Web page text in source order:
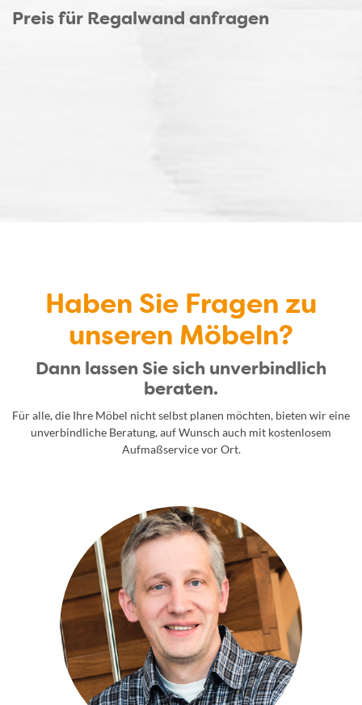
Preis für Regalwand anfragen
Haben Sie Fragen zu
unseren Möbeln?
Dann lassen Sie sich unverbindlich
beraten.
Für alle, die Ihre Möbel nicht selbst planen möchten, bieten wir eine
unverbindliche Beratung, auf Wunsch auch mit kostenlosem
Aufmaßservice vor Ort.